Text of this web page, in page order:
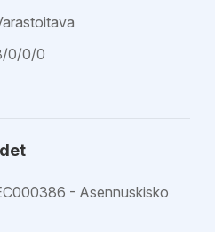
0/0/0
- Asennuskisko